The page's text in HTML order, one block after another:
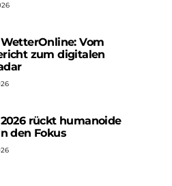
Vom
zum digitalen
rückt humanoide
den Fokus